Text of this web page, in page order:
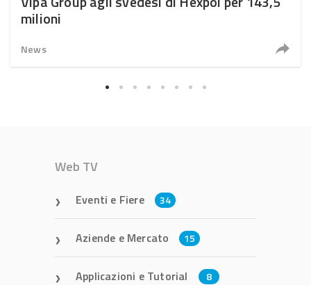
milioni
News
Web TV
Eventi e Fiere 34
Aziende e Mercato 15
Applicazioni e Tutorial 8